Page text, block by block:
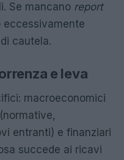
Se mancano report
cautela.
e leva
macroeconomici
entranti) e finanziari
succede ai ricavi